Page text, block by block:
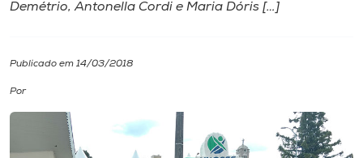
Cultura
CPA
Demétrio, Antonella Cordi e Maria Dóris […]
Publicado em 14/03/2018
Por